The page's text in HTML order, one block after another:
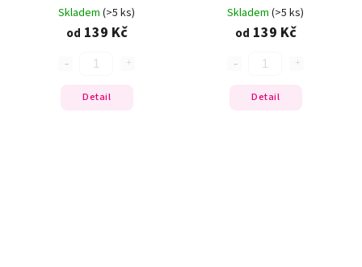
Skladem (>5 ks)
od 139 Kč
Detail
Skladem (>5 ks)
od 139 Kč
Detail